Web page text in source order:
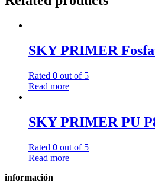
SKY PRIMER
Rated 0 out of 5
Read more
SKY PRIMER PU
Rated 0 out of 5
Read more
información